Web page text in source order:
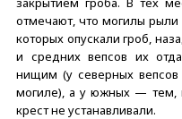
отмечают, что могилы рыли
которых опускали гроб,
и средних вепсов их
нищим (у северных
могиле), а у южных — тем,
крест не устанавливали.